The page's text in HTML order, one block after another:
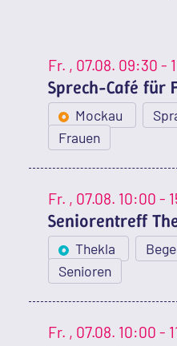
Fr. , 07.08. 09:30 -
Sprech-Café für
Mockau
Frauen
Fr. , 07.08. 10:00 -
Seniorentreff
Thekla
Senioren
Fr. , 07.08. 10:00 -